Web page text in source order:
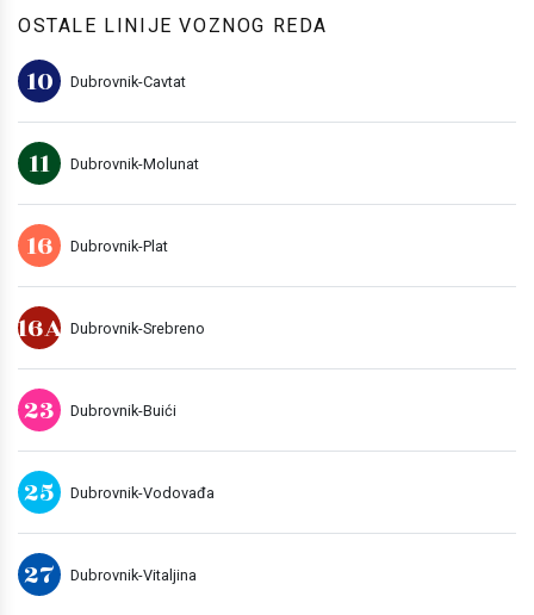
OSTALE LINIJE VOZNOG REDA
10 Dubrovnik-Cavtat
11 Dubrovnik-Molunat
16 Dubrovnik-Plat
16A Dubrovnik-Srebreno
23 Dubrovnik-Buići
25 Dubrovnik-Vodovađa
27 Dubrovnik-Vitaljina